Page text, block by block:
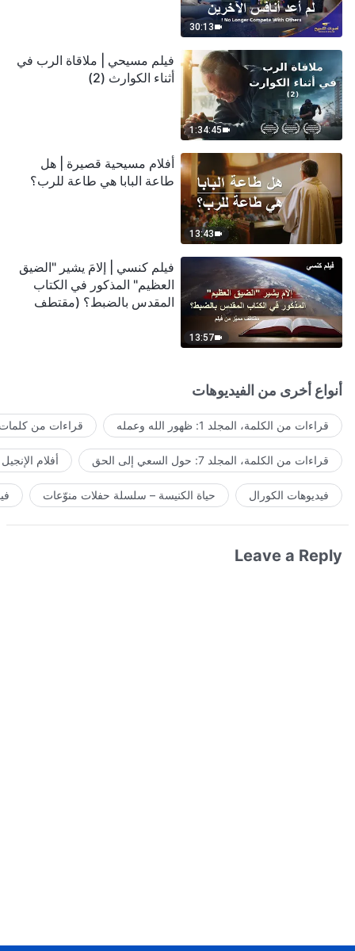
30:13
1:34:45
فيلم مسيحي | ملاقاة الرب في
أثناء الكوارث (2)
13:43
أفلام مسيحية قصيرة | هل
طاعة البابا هي طاعة للرب؟
13:57
فيلم كنسي | إلامَ يشير "الضيق
العظيم" المذكور في الكتاب
المقدس بالضبط؟ (مقتطف
أنواع أخرى من الفيديوهات
قراءات من الكلمة، المجلد 1: ظهور الله وعمله قراءات من كلمات
قراءات من الكلمة، المجلد 7: حول السعي إلى الحق أفلام الإنجيل
فيديوهات الكورال حياة الكنيسة – سلسلة حفلات منوّعات
Leave a Reply